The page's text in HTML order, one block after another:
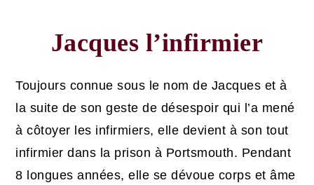
Jacques l’infirmier
Toujours connue sous le nom de Jacques et à
la suite de son geste de désespoir qui l’a mené
à côtoyer les infirmiers, elle devient à son tout
infirmier dans la prison à Portsmouth. Pendant
8 longues années, elle se dévoue corps et âme